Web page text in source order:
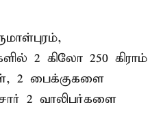
2 கிலோ 250 கிராம்
2 பைக்குகளை
2 வாலிபர்களை